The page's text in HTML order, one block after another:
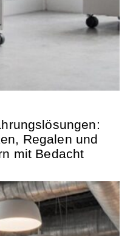
Regalen und
mit Bedacht